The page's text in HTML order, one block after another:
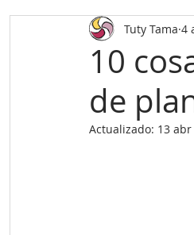
Planning Social Invitaciones
Tendencias de Bodas
10
de
Tuty Tama 4
Actualizado: 13